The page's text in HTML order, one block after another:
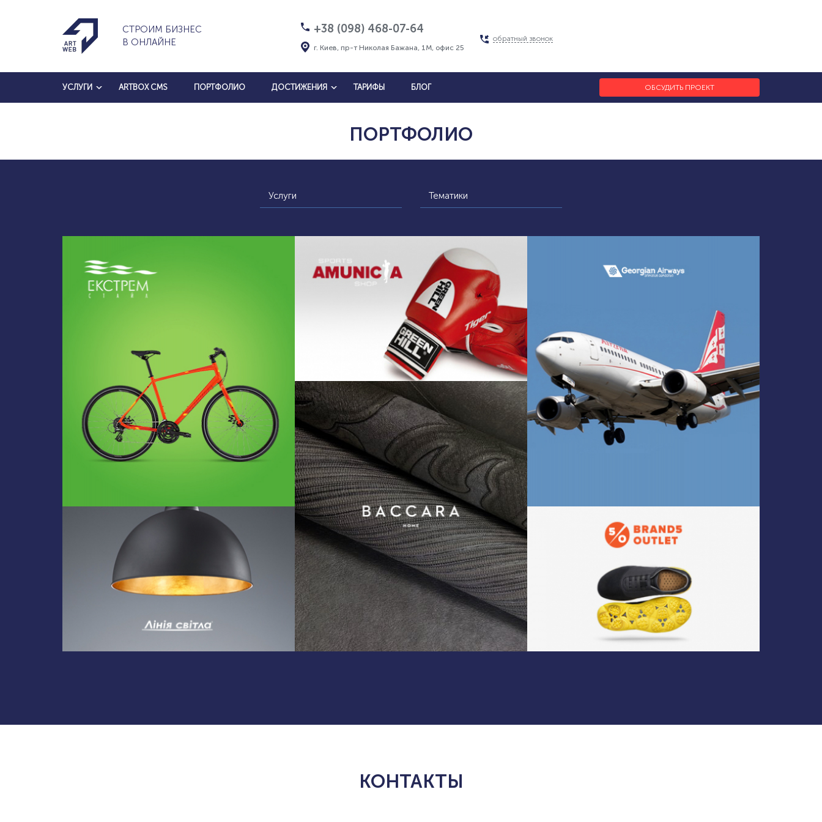
СТРОИМ БИЗНЕС
В ОНЛАЙНЕ
+38 (098) 468-07-64
г. Киев, пр-т Николая Бажана, 1М, офис 25
обратный звонок
УСЛУГИ ARTBOX CMS ПОРТФОЛИО ДОСТИЖЕНИЯ ТАРИФЫ БЛОГ ОБСУДИТЬ ПРОЕКТ
ПОРТФОЛИО
Услуги Тематики
КОНТАКТЫ